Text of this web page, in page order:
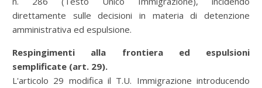
direttamente sulle decisioni in materia di detenzione
amministrativa ed espulsione.
Respingimenti alla frontiera ed espulsioni
semplificate (art. 29).
L'articolo 29 modifica il T.U. Immigrazione introducendo